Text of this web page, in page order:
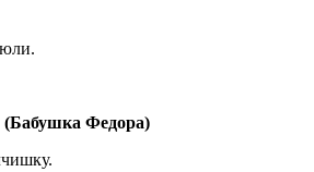
(Бабушка Федора)